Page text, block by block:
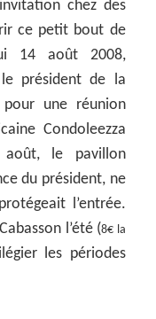
chez des
ce petit bout de
14 août 2008,
président de la
une réunion
Condoleezza
le pavillon
du président, ne
l’entrée.
l’été (8€ la
les périodes